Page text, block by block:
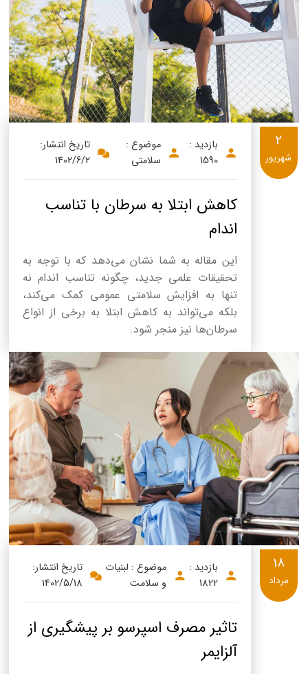
کشک
خامه
سینما دوماس
رادیو دوماس
دانستنی های سلامت
گالری تصاویر
English
Russian
Arabic
بازدید :
1590
موضوع :
سلامتی
تاریخ انتشار:
1402/6/2
کاهش ابتلا به سرطان با تناسب
اندام
این مقاله به شما نشان می‌دهد که با توجه به
تحقیقات علمی جدید، چگونه تناسب اندام نه
تنها به افزایش سلامتی عمومی کمک می‌کند،
بلکه می‌تواند به کاهش ابتلا به برخی از انواع
سرطان‌ها نیز منجر شود.
2
شهریور
بازدید :
1822
موضوع : لبنیات
و سلامت
تاریخ انتشار:
1402/5/18
تاثیر مصرف اسپرسو بر پیشگیری از
آلزایمر
18
مرداد